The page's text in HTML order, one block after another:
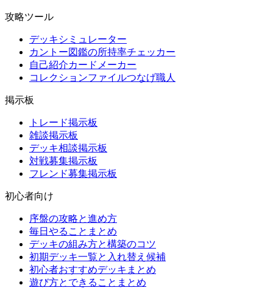
攻略ツール
デッキシミュレーター
カントー図鑑の所持率チェッカー
自己紹介カードメーカー
コレクションファイルつなげ職人
掲示板
トレード掲示板
雑談掲示板
デッキ相談掲示板
対戦募集掲示板
フレンド募集掲示板
初心者向け
序盤の攻略と進め方
毎日やることまとめ
デッキの組み方と構築のコツ
初期デッキ一覧と入れ替え候補
初心者おすすめデッキまとめ
遊び方とできることまとめ